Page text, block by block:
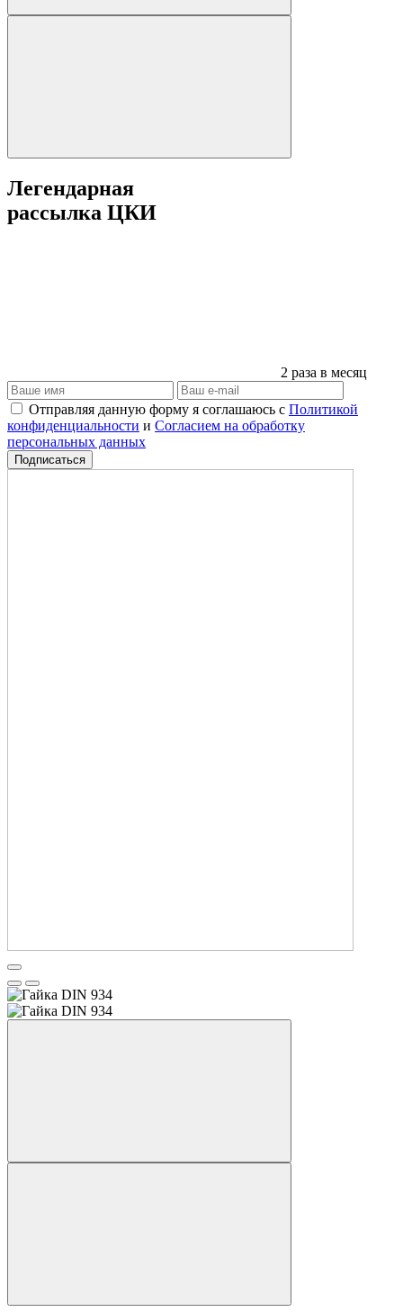
Легендарная
рассылка ЦКИ
2 раза в месяц
Отправляя данную форму я соглашаюсь с Политикой
конфиденциальности и Согласием на обработку
персональных данных
Подписаться